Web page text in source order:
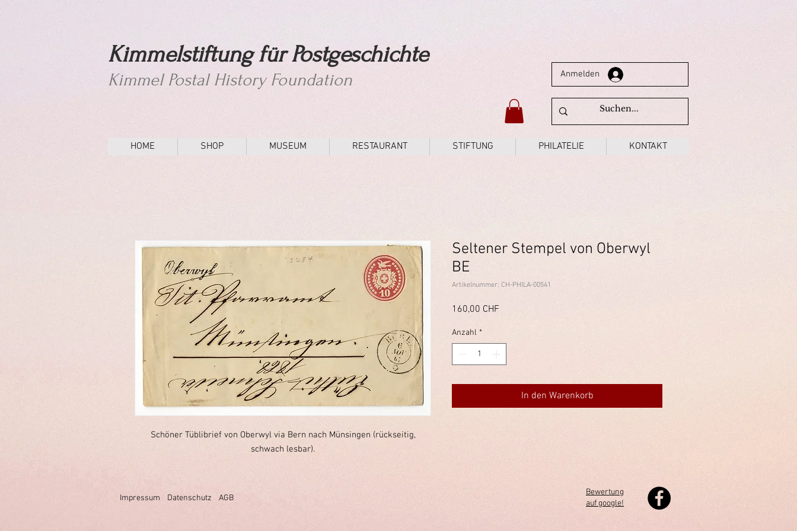
Kimmelstiftung für Postgeschichte
Kimmel Postal History Foundation Anmelden
HOME SHOP MUSEUM RESTAURANT STIFTUNG PHILATELIE KONTAKT
Schöner Tüblibrief von Oberwyl via Bern nach Münsingen (rückseitig,
schwach lesbar).
Seltener Stempel von Oberwyl
BE
Artikelnummer: CH-PHILA-00541
160,00 CHF
Anzahl *
In den Warenkorb
Impressum Datenschutz AGB
Bewertung
auf google!